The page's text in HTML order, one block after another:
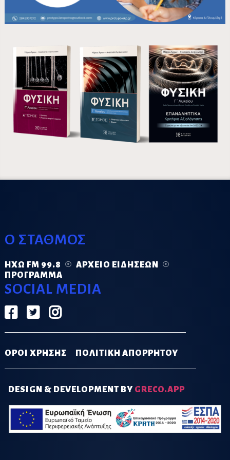
Ο ΣΤΑΘΜΟΣ
ΗΧΏ FM 99.8
ΑΡΧΕΊΟ ΕΙΔΉΣΕΩΝ
ΠΡΌΓΡΑΜΜΑ
SOCIAL MEDIA
ΟΡΟΙ ΧΡΗΣΗΣ ΠΟΛΙΤΙΚΗ ΑΠΟΡΡΗΤΟΥ
DESIGN & DEVELOPMENT BY GRECO.APP